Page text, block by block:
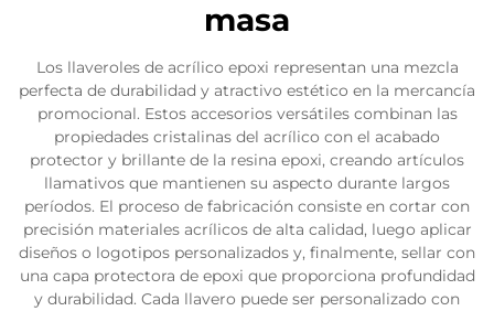
masa
Los llaveroles de acrílico epoxi representan una mezcla
perfecta de durabilidad y atractivo estético en la mercancía
promocional. Estos accesorios versátiles combinan las
propiedades cristalinas del acrílico con el acabado
protector y brillante de la resina epoxi, creando artículos
llamativos que mantienen su aspecto durante largos
períodos. El proceso de fabricación consiste en cortar con
precisión materiales acrílicos de alta calidad, luego aplicar
diseños o logotipos personalizados y, finalmente, sellar con
una capa protectora de epoxi que proporciona profundidad
y durabilidad. Cada llavero puede ser personalizado con